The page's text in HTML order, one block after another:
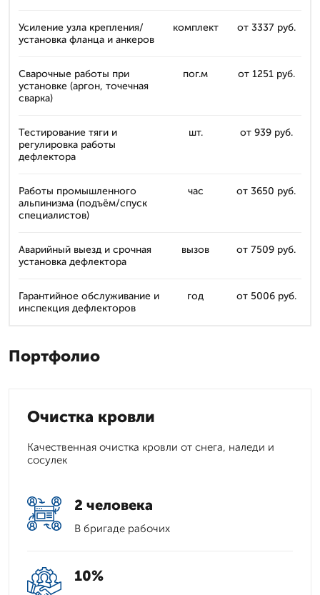
Усиление узла крепления/
установка фланца и анкеров
комплект от 3337 руб.
Сварочные работы при
установке (аргон, точечная
сварка)
пог.м от 1251 руб.
Тестирование тяги и
регулировка работы
дефлектора
шт. от 939 руб.
Работы промышленного
альпинизма (подъём/спуск
специалистов)
час от 3650 руб.
Аварийный выезд и срочная
установка дефлектора
вызов от 7509 руб.
Гарантийное обслуживание и
инспекция дефлекторов
год от 5006 руб.
Портфолио
Очистка кровли
Качественная очистка кровли от снега, наледи и
сосулек
2 человека
В бригаде рабочих
10%